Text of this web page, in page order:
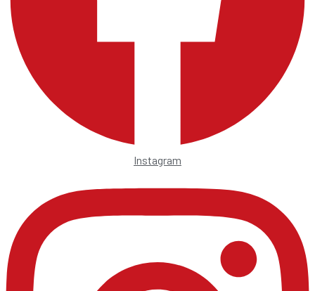
Instagram